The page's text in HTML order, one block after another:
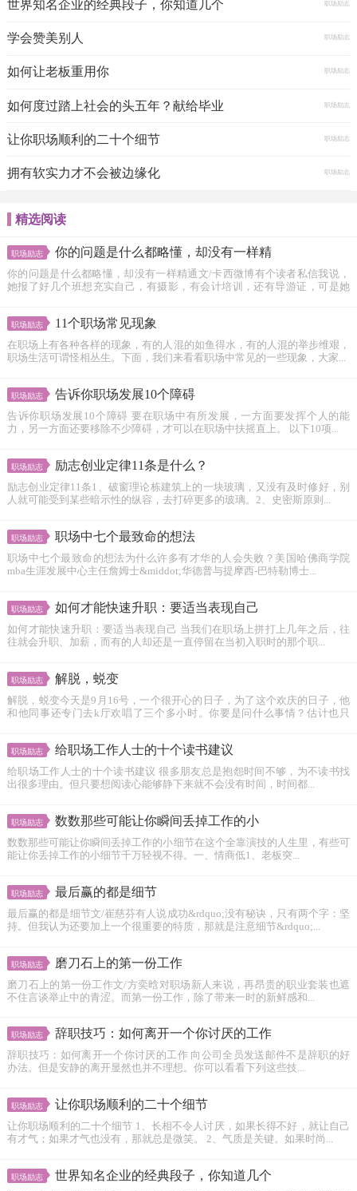
世界知名企业的经典段子，你知道几个 职场励志
学会赞美别人 职场励志
如何让老板重用你 职场励志
如何度过踏上社会的头五年？献给毕业 职场励志
让你职场顺利的二十个细节 职场励志
拥有软实力才不会被边缘化 职场励志
精选阅读
职场励志 你的问题是什么都略懂，却没有一样精
你的问题是什么都略懂，却没有一样精通文/卡西微博有个读者私信我说，
她报了好几个班想充实自己，有摄影，有会计培训，还有导游证，可是她
职场励志 11个职场常见现象
在职场上有各种各样的现象，有的人混的如鱼得水，有的人混的举步维艰，
职场生活可谓怪相丛生。下面，我们来看看职场中常见的一些现象，大家...
职场励志 告诉你职场发展10个障碍
告诉你职场发展10个障碍 要在职场中有所发展，一方面要发挥个人的能
力，另一方面还要移除不少障碍，才可以在职场中扶摇直上。 以下10项...
职场励志 励志创业定律11条是什么？
励志创业定律11条1、破窗理论栋建筑上的一块玻璃，又没有及时修好，别
人就可能受到某些暗示性的纵容，去打碎更多的玻璃。2、史密斯原则...
职场励志 职场中七个最致命的想法
职场中七个最致命的想法为什么许多有才华的人会失败？美国哈佛商学院
mba生涯发展中心主任詹姆士&middot;华德普与提摩西-巴特勒博士...
职场励志 如何才能快速升职：要适当表现自己
如何才能快速升职：要适当表现自己 当我们在职场上拼打上几年之后，往
往就会升职、加薪，而有的人却还是一直停留在当初入职时的那个职...
职场励志 解脱，蜕变
解脱，蜕变今天是9月16号，一个很开心的日子，为了这个欢庆的日子，他
和他同事还专门去k厅欢唱了三个多小时。你要是问什么事情？估计也只
职场励志 给职场工作人士的十个读书建议
给职场工作人士的十个读书建议 很多朋友总是抱怨时间不够，为不读书找
出很多理由。但只要想阅读心能够静下来就不会没有时间，时间都...
职场励志 数数那些可能让你瞬间丢掉工作的小
数数那些可能让你瞬间丢掉工作的小细节在这个全靠演技的人生里，有些可
能让你丢掉工作的小细节千万轻视不得。一、情商低1、老板突...
职场励志 最后赢的都是细节
最后赢的都是细节文/崔慈芬有人说成功&rdquo;没有秘诀，只有两个字：坚
持。但我认为还要加上一个很重要的特质，那就是注意细节&rdquo;...
职场励志 磨刀石上的第一份工作
磨刀石上的第一份工作文/方奕晗对职场新人来说，再昂贵的职业套装也遮
不住言谈举止中的青涩。而第一份工作，除了带来一时的新鲜感和...
职场励志 辞职技巧：如何离开一个你讨厌的工作
辞职技巧：如何离开一个你讨厌的工作 向公司全员发送邮件不是辞职的好
办法。但是安静的离开显然也并不理想。你可以看看下列这些技...
职场励志 让你职场顺利的二十个细节
让你职场顺利的二十个细节 1、长相不令人讨厌，如果长得不好，就让自己
有才气；如果才气也没有，那就总是微笑。 2、气质是关键。如果时尚...
职场励志 世界知名企业的经典段子，你知道几个